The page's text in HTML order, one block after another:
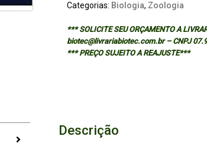
DO
quantidade
Categorias: Biologia, Zoologia
*** SOLICITE SEU ORÇAMENTO A
biotec@livrariabiotec.com.br – CNPJ
*** PREÇO SUJEITO A REAJUSTE***
Descrição